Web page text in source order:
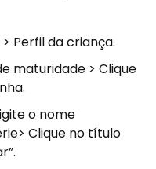
Perfil da criança.
maturidade > Clique
o nome
Clique no título